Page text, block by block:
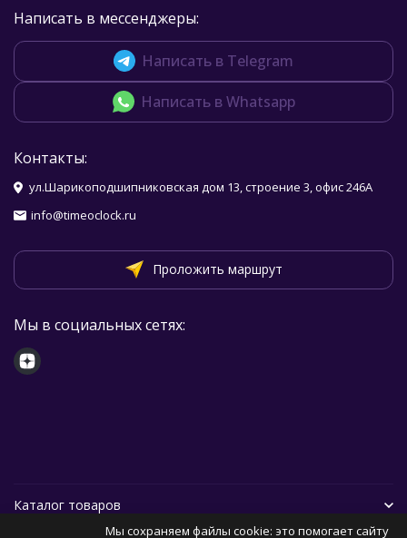
Написать в мессенджеры:
Написать в Telegram
Написать в Whatsapp
Контакты:
ул.Шарикоподшипниковская дом 13, строение 3, офис 246А
info@timeoclock.ru
Проложить маршрут
Мы в социальных сетях:
Каталог товаров
Мы сохраняем файлы cookie: это помогает сайту